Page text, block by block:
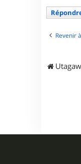
Revenir